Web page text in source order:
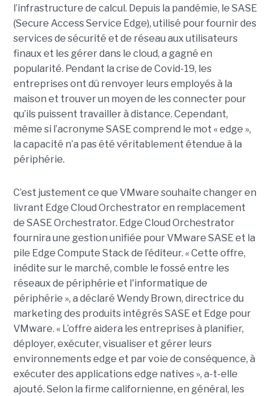
l’infrastructure de calcul. Depuis la pandémie, le SASE
(Secure Access Service Edge), utilisé pour fournir des
services de sécurité et de réseau aux utilisateurs
finaux et les gérer dans le cloud, a gagné en
popularité. Pendant la crise de Covid-19, les
entreprises ont dû renvoyer leurs employés à la
maison et trouver un moyen de les connecter pour
qu’ils puissent travailler à distance. Cependant,
même si l’acronyme SASE comprend le mot « edge »,
la capacité n’a pas été véritablement étendue à la
périphérie.
C’est justement ce que VMware souhaite changer en
livrant Edge Cloud Orchestrator en remplacement
de SASE Orchestrator. Edge Cloud Orchestrator
fournira une gestion unifiée pour VMware SASE et la
pile Edge Compute Stack de l’éditeur. « Cette offre,
inédite sur le marché, comble le fossé entre les
réseaux de périphérie et l'informatique de
périphérie », a déclaré Wendy Brown, directrice du
marketing des produits intégrés SASE et Edge pour
VMware. « L’offre aidera les entreprises à planifier,
déployer, exécuter, visualiser et gérer leurs
environnements edge et par voie de conséquence, à
exécuter des applications edge natives », a-t-elle
ajouté. Selon la firme californienne, en général, les